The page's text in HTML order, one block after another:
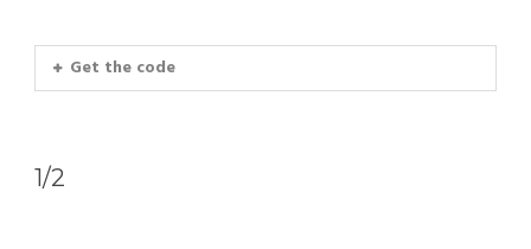
Get the code
1/2